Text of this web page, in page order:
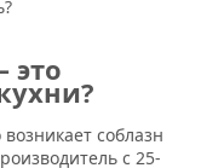
это
соблазн
с 25-